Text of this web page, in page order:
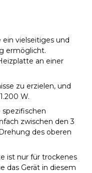
ein vielseitiges und
ermöglicht.
an einer
zu erzielen, und
W.
spezifischen
zwischen den 3
des oberen
ist nur für trockenes
das Gerät in diesem